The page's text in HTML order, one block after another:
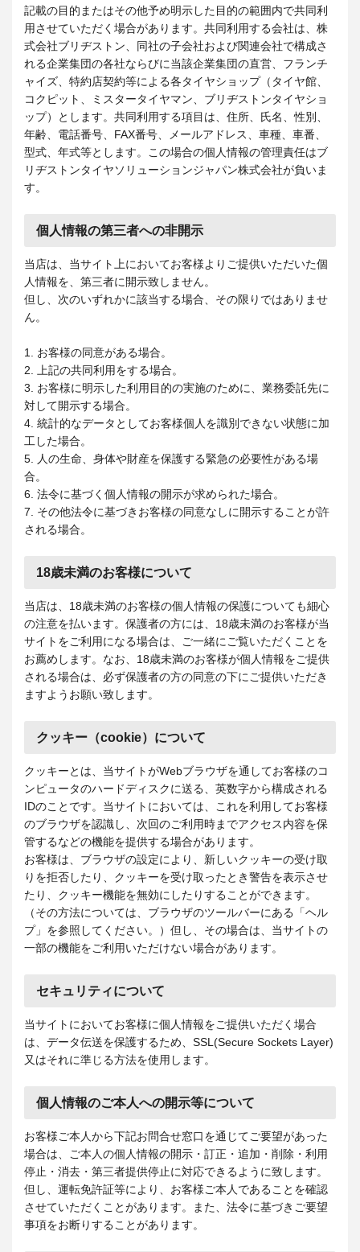
記載の目的またはその他予め明示した目的の範囲内で共同利
用させていただく場合があります。共同利用する会社は、株
式会社ブリヂストン、同社の子会社および関連会社で構成さ
れる企業集団の各社ならびに当該企業集団の直営、フランチ
ャイズ、特約店契約等による各タイヤショップ（タイヤ館、
コクピット、ミスタータイヤマン、ブリヂストンタイヤショ
ップ）とします。共同利用する項目は、住所、氏名、性別、
年齢、電話番号、FAX番号、メールアドレス、車種、車番、
型式、年式等とします。この場合の個人情報の管理責任はブ
リヂストンタイヤソリューションジャパン株式会社が負いま
す。
個人情報の第三者への非開示
当店は、当サイト上においてお客様よりご提供いただいた個
人情報を、第三者に開示致しません。
但し、次のいずれかに該当する場合、その限りではありませ
ん。
1. お客様の同意がある場合。
2. 上記の共同利用をする場合。
3. お客様に明示した利用目的の実施のために、業務委託先に
対して開示する場合。
4. 統計的なデータとしてお客様個人を識別できない状態に加
工した場合。
5. 人の生命、身体や財産を保護する緊急の必要性がある場
合。
6. 法令に基づく個人情報の開示が求められた場合。
7. その他法令に基づきお客様の同意なしに開示することが許
される場合。
18歳未満のお客様について
当店は、18歳未満のお客様の個人情報の保護についても細心
の注意を払います。保護者の方には、18歳未満のお客様が当
サイトをご利用になる場合は、ご一緒にご覧いただくことを
お薦めします。なお、18歳未満のお客様が個人情報をご提供
される場合は、必ず保護者の方の同意の下にご提供いただき
ますようお願い致します。
クッキー（cookie）について
クッキーとは、当サイトがWebブラウザを通してお客様のコ
ンピュータのハードディスクに送る、英数字から構成される
IDのことです。当サイトにおいては、これを利用してお客様
のブラウザを認識し、次回のご利用時までアクセス内容を保
管するなどの機能を提供する場合があります。
お客様は、ブラウザの設定により、新しいクッキーの受け取
りを拒否したり、クッキーを受け取ったとき警告を表示させ
たり、クッキー機能を無効にしたりすることができます。
（その方法については、ブラウザのツールバーにある「ヘル
プ」を参照してください。）但し、その場合は、当サイトの
一部の機能をご利用いただけない場合があります。
セキュリティについて
当サイトにおいてお客様に個人情報をご提供いただく場合
は、データ伝送を保護するため、SSL(Secure Sockets Layer)
又はそれに準じる方法を使用します。
個人情報のご本人への開示等について
お客様ご本人から下記お問合せ窓口を通じてご要望があった
場合は、ご本人の個人情報の開示・訂正・追加・削除・利用
停止・消去・第三者提供停止に対応できるように致します。
但し、運転免許証等により、お客様ご本人であることを確認
させていただくことがあります。また、法令に基づきご要望
事項をお断りすることがあります。